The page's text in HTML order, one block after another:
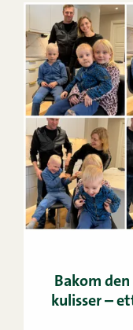
Bakom
kulisser –